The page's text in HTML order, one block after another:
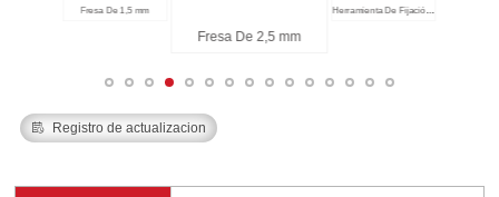
Fresa De 1,5 mm
Fresa De 2,5 mm
Herramienta De Fijación T1
 Registro de actualizacion